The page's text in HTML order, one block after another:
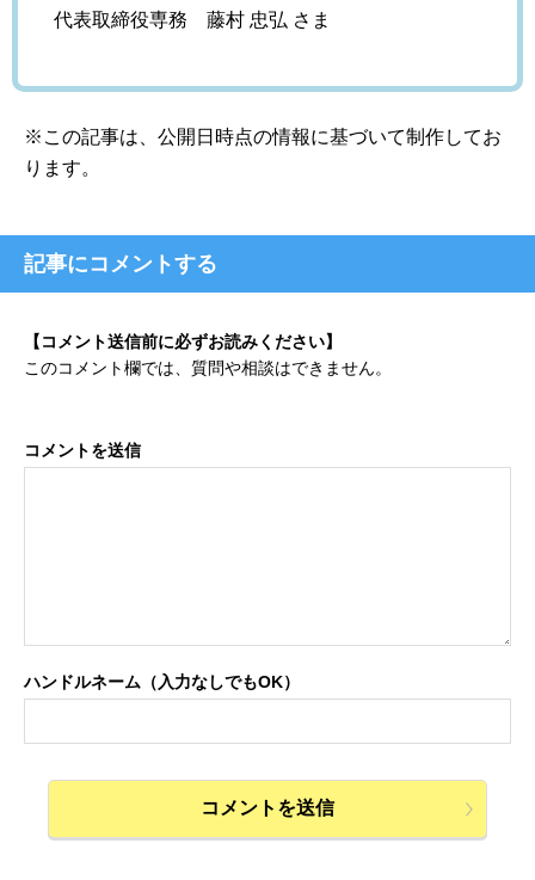
代表取締役専務 藤村 忠弘 さま
※この記事は、公開日時点の情報に基づいて制作してお
ります。
記事にコメントする
【コメント送信前に必ずお読みください】
このコメント欄では、質問や相談はできません。
コメントを送信
ハンドルネーム（入力なしでもOK）